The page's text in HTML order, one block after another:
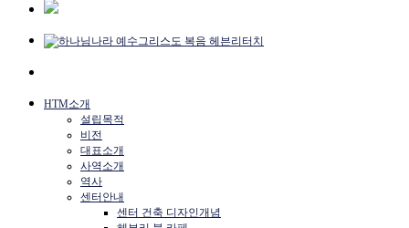
HTM소개
설립목적
비전
대표소개
사역소개
역사
센터안내
센터 건축 디자인개념